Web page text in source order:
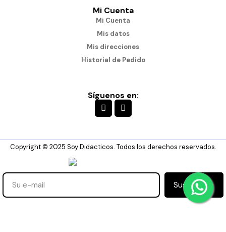
Mi Cuenta
Mi Cuenta
Mis datos
Mis direcciones
Historial de Pedido
Síguenos en:
Copyright © 2025 Soy Didacticos. Todos los derechos reservados.
Suscribirse